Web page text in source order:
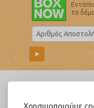
Χρησιμοποιούμε
το